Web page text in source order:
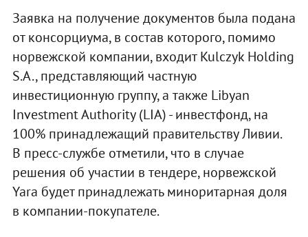
Заявка на получение документов была подана
от консорциума, в состав которого, помимо
норвежской компании, входит Kulczyk Holding
S.A., представляющий частную
инвестиционную группу, а также Libyan
Investment Authority (LIA) - инвестфонд, на
100% принадлежащий правительству Ливии.
В пресс-службе отметили, что в случае
решения об участии в тендере, норвежской
Yara будет принадлежать миноритарная доля
в компании-покупателе.